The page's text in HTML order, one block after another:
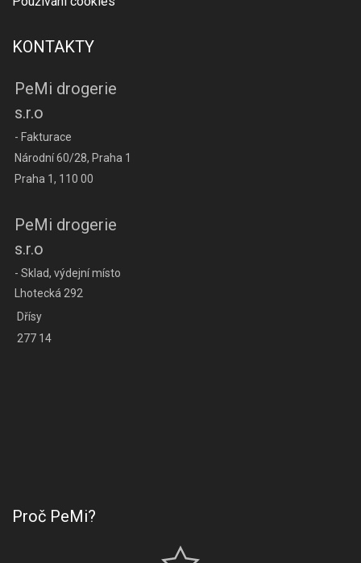
KONTAKTY
PeMi drogerie
s.r.o
- Fakturace
Národní 60/28, Praha 1
Praha 1, 110 00
PeMi drogerie
s.r.o
- Sklad, výdejní místo
Lhotecká 292
Dřísy
277 14
Proč PeMi?